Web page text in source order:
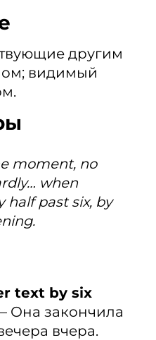
другим
видимый
moment, no
when
half past six, by
text by six
Она закончила
вчера.